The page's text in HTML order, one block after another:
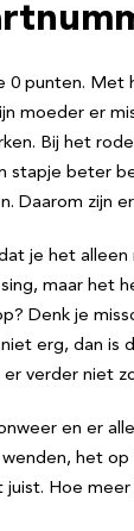
0 punten.
moeder er
Bij het
stapje beter
Daarom zijn
je het
maar het
Denk je
erg, dan is
verder niet
en er
het
juist. Hoe